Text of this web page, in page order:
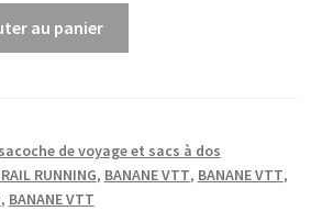
au panier
sacoche de voyage et sacs à dos
RUNNING, BANANE VTT, BANANE VTT,
, BANANE VTT